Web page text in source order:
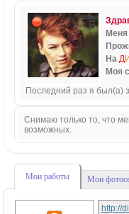
Меня
На ДИ
Моя
Последний раз я был(а)
Снимаю только то, что
возможных.
Мои работы Мои
http://